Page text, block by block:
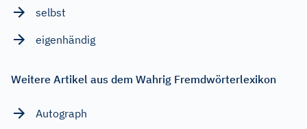
selbst
eigenhändig
Weitere Artikel aus dem Wahrig Fremdwörterlexikon
Autograph